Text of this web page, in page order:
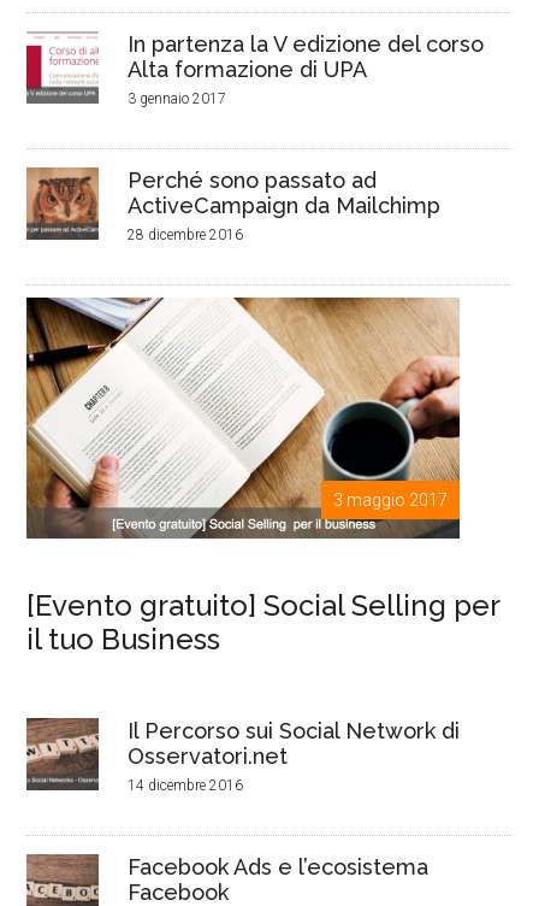
In partenza la V edizione del corso
Alta formazione di UPA
3 gennaio 2017
Perché sono passato ad
ActiveCampaign da Mailchimp
28 dicembre 2016
3 maggio 2017
[Evento gratuito] Social Selling per
il tuo Business
Il Percorso sui Social Network di
Osservatori.net
14 dicembre 2016
Facebook Ads e l’ecosistema
Facebook